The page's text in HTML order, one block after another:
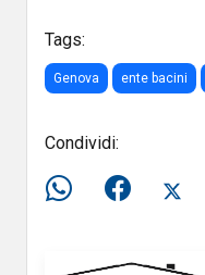
Tags:
Genova ente bacini
Condividi: